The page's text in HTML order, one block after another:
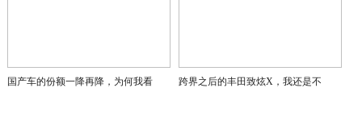
国产车的份额一降再降，为何我看 跨界之后的丰田致炫X，我还是不